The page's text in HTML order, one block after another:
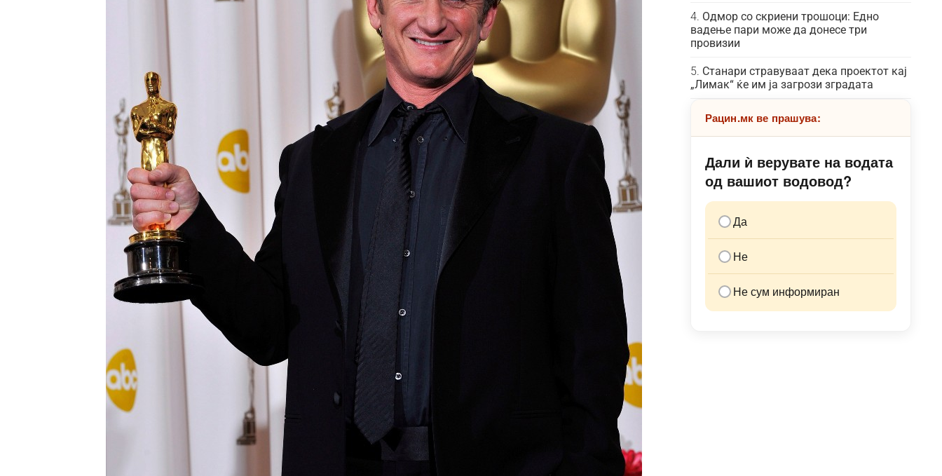
Одмор со скриени трошоци: Едно
вадење пари може да донесе три
провизии
Станари стравуваат дека проектот кај
„Лимак“ ќе им ја загрози зградата
Рацин.мк ве прашува:
Дали ѝ верувате на водата
од вашиот водовод?
Да
Не
Не сум информиран